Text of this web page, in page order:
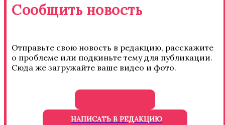
Сообщить новость
Отправьте свою новость в редакцию, расскажите
о проблеме или подкиньте тему для публикации.
Сюда же загружайте ваше видео и фото.
НАПИСАТЬ В РЕДАКЦИЮ